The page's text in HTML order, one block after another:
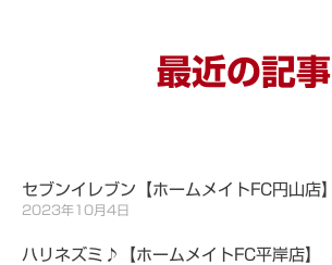
最近の記事
セブンイレブン【ホームメイトFC円山店】
2023年10月4日
ハリネズミ♪【ホームメイトFC平岸店】